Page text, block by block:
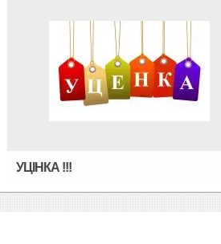
УЦІНКА !!!